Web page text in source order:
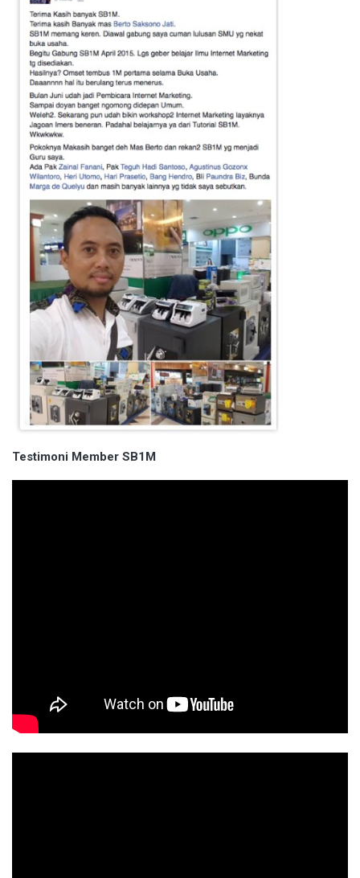
Testimoni Member SB1M